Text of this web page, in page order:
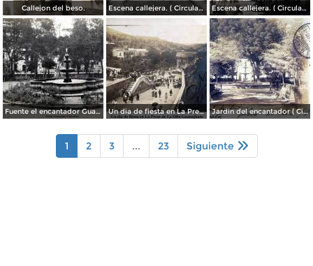
Callejon del beso. Escena callejera. ( Circulada el 13 de Mayo de 1941 ). Escena callejera. ( Circulada el 14 de Diciembre de 1930 ).
Fuente el encantador Guanajuato. Un dia de fiesta en La Presa de La Olla Guanajuato ( Circulada el 9 de Agosto de 1905 ). Jardin del encantador ( Circulada el 30 de Julio de 1905 ).
1 2 3 ... 23 Siguiente